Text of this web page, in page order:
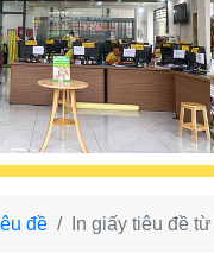
đề In giấy tiêu đề